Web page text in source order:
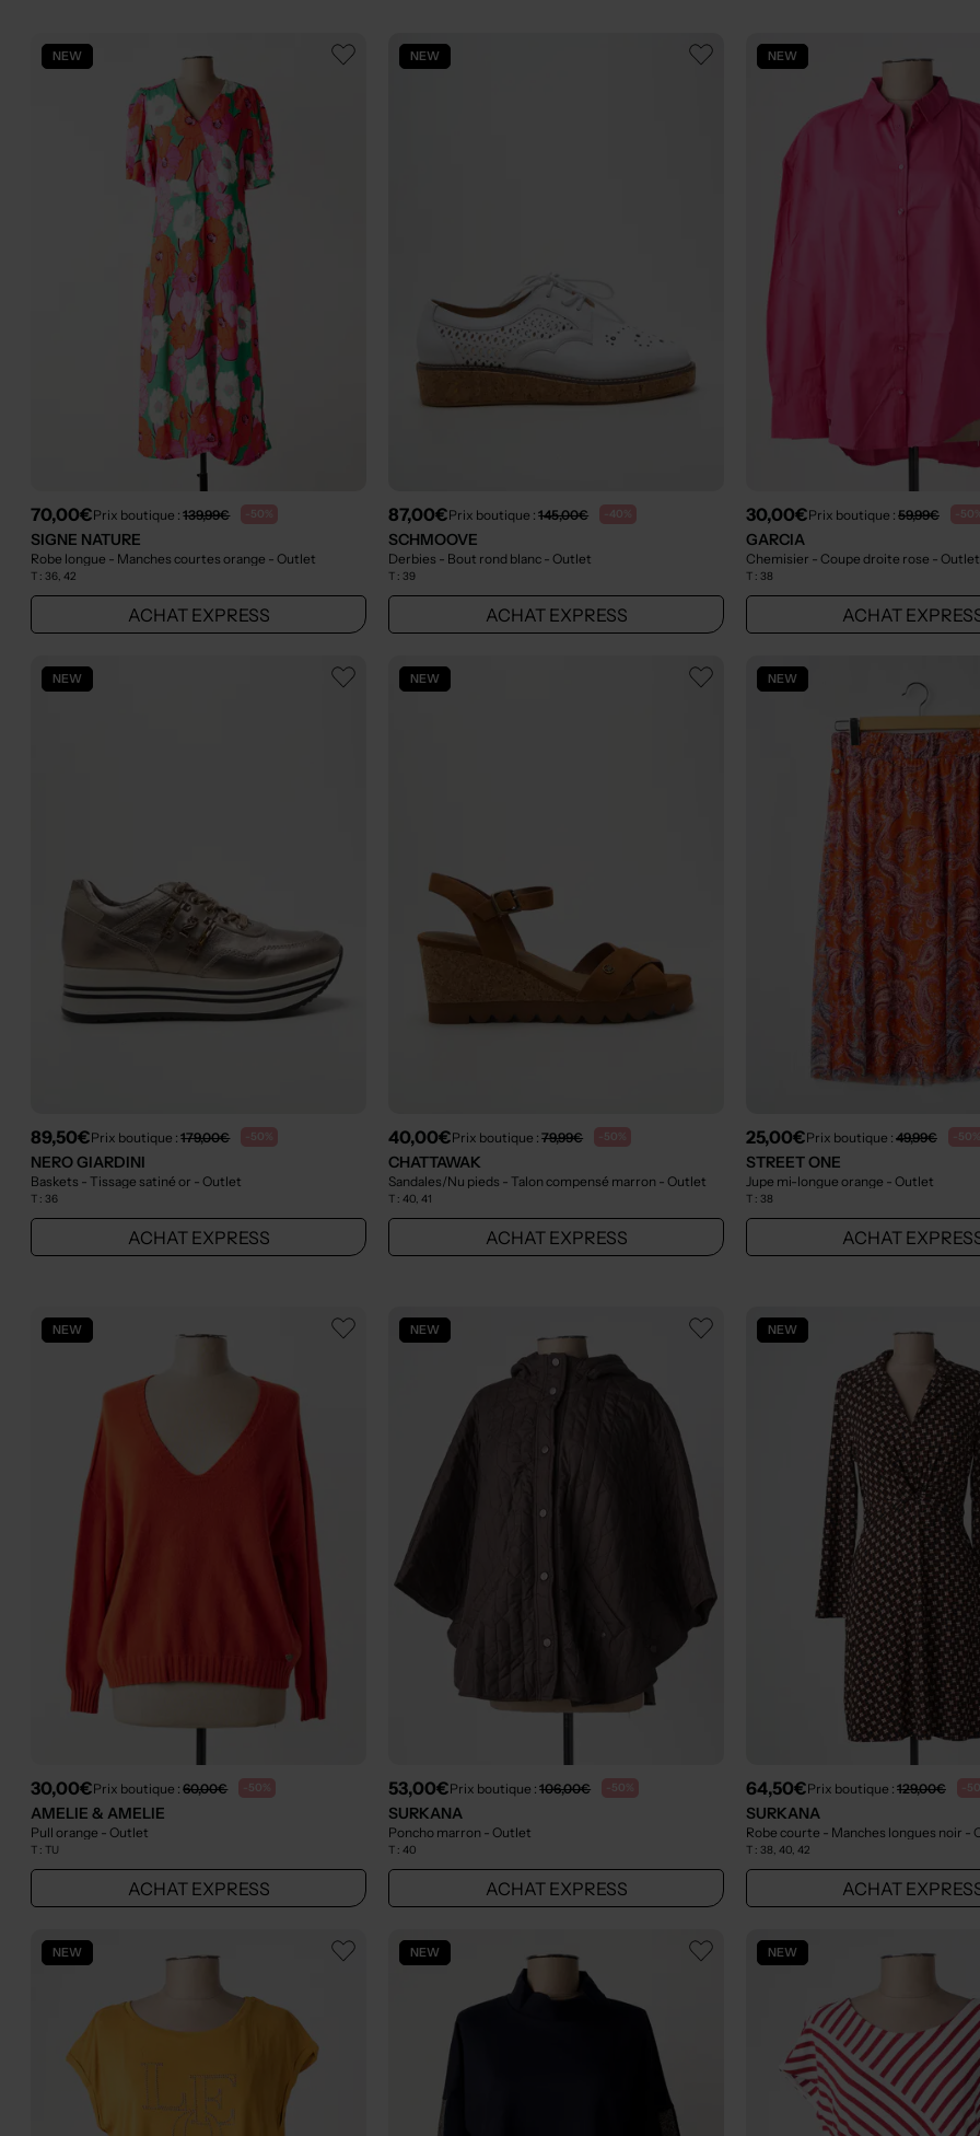
NEW
70,00€Prix boutique :139,99€ -50%
SIGNE NATURE
Robe longue - Manches courtes orange - Outlet
T :36, 42
ACHAT EXPRESS
NEW
87,00€Prix boutique :145,00€ -40%
SCHMOOVE
Derbies - Bout rond blanc - Outlet
T :39
ACHAT EXPRESS
NEW
30,00€Prix boutique : 59,99€ -
GARCIA
Chemisier - Coupe droite rose - Outlet
T : 38
ACHAT
NEW
89,50€Prix boutique :179,00€ -50%
NERO GIARDINI
Baskets - Tissage satiné or - Outlet
T :36
ACHAT EXPRESS
NEW
40,00€Prix boutique :79,99€ -50%
CHATTAWAK
Sandales/Nu pieds - Talon compensé marron - Outlet
T :40, 41
ACHAT EXPRESS
NEW
25,00€Prix boutique : 49,99€ -50%
STREET ONE
Jupe mi-longue orange - Outlet
T : 38
ACHAT
NEW
30,00€Prix boutique :60,00€ -50%
AMELIE & AMELIE
Pull orange - Outlet
T : TU
ACHAT EXPRESS
NEW
53,00€Prix boutique :106,00€ -50%
SURKANA
Poncho marron - Outlet
T :40
ACHAT EXPRESS
NEW
64,50€Prix boutique : 129,00€ -
SURKANA
Robe courte - Manches longues noir -
T : 38, 40, 42
ACHAT
NEW NEW NEW